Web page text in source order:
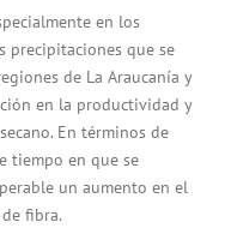
en los
precipitaciones que se
de La Araucanía y
en la productividad y
En términos de
tiempo en que se
un aumento en el
fibra.